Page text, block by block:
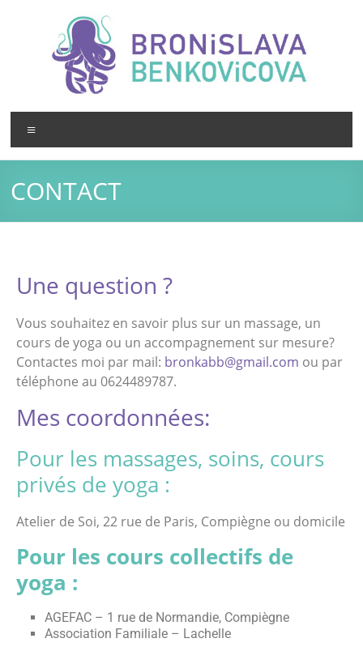
CONTACT
Une question ?
Vous souhaitez en savoir plus sur un massage, un
cours de yoga ou un accompagnement sur mesure?
Contactes moi par mail: bronkabb@gmail.com ou par
téléphone au 0624489787.
Mes coordonnées:
Pour les massages, soins, cours
privés de yoga :
Atelier de Soi, 22 rue de Paris, Compiègne ou domicile
Pour les cours collectifs de
yoga :
AGEFAC – 1 rue de Normandie, Compiègne
Association Familiale – Lachelle